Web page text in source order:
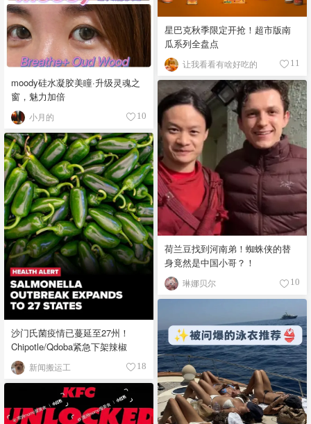
moody硅水凝胶美瞳·升级灵魂之
窗，魅力加倍
小月的 10
星巴克秋季限定开抢！超市版南
瓜系列全盘点
让我看看有啥好吃的 11
荷兰豆找到河南弟！蜘蛛侠的替
身竟然是中国小哥？！
琳娜贝尔 10
沙门氏菌疫情已蔓延至27州！
Chipotle/Qdoba紧急下架辣椒
新闻搬运工 18